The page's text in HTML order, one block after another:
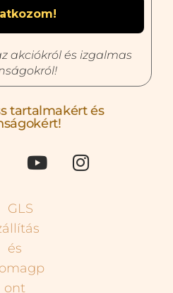
akciókról és izgalmas
tartalmakért és